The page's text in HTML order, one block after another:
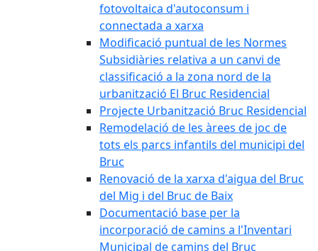
fotovoltaica d'autoconsum i
connectada a xarxa
Modificació puntual de les Normes
Subsidiàries relativa a un canvi de
classificació a la zona nord de la
urbanització El Bruc Residencial
Projecte Urbanització Bruc Residencial
Remodelació de les àrees de joc de
tots els parcs infantils del municipi del
Bruc
Renovació de la xarxa d'aigua del Bruc
del Mig i del Bruc de Baix
Documentació base per la
incorporació de camins a l'Inventari
Municipal de camins del Bruc